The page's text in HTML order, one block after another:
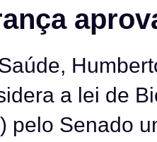
a lei de
pelo Senado